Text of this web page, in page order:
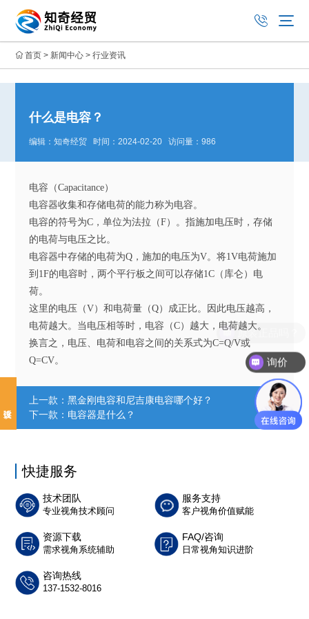
首页 > 新闻中心 >行业资讯
什么是电容？
编辑：知奇经贸 时间：2024-02-20 访问量：986
电容（Capacitance）
电容器收集和存储电荷的能力称为电容。
电容的符号为C，单位为法拉（F）。指施加电压时，存储
的电荷与电压之比。
电容器中存储的电荷为Q，施加的电压为V。将1V电荷施加
到1F的电容时，两个平行板之间可以存储1C（库仑）电
荷。
这里的电压（V）和电荷量（Q）成正比。因此电压越高，
电荷越大。当电压相等时，电容（C）越大，电荷越大。
换言之，电压、电荷和电容之间的关系式为C=Q/V或
Q=CV。
上一款：黑金刚电容和尼吉康电容哪个好？
下一款： 电容器是什么？
快捷服务
技术团队
专业视角技术顾问
服务支持
客户视角价值赋能
资源下载
需求视角系统辅助
FAQ/咨询
日常视角知识进阶
咨询热线
137-1532-8016
询价
原装正品吗？